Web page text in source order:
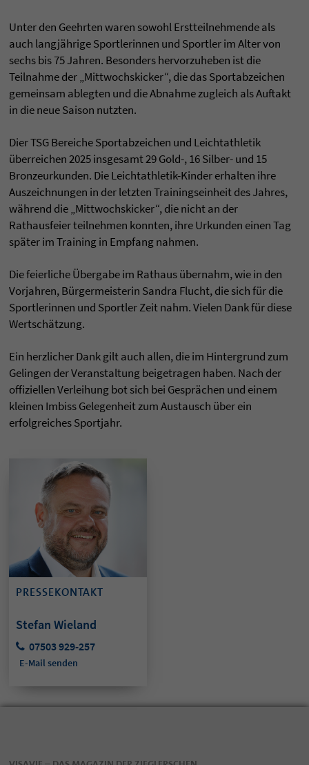
Unter den Geehrten waren sowohl Erstteilnehmende als
auch langjährige Sportlerinnen und Sportler im Alter von
sechs bis 75 Jahren. Besonders hervorzuheben ist die
Teilnahme der „Mittwochskicker“, die das Sportabzeichen
gemeinsam ablegten und die Abnahme zugleich als Auftakt
in die neue Saison nutzten.
Dier TSG Bereiche Sportabzeichen und Leichtathletik
überreichen 2025 insgesamt 29 Gold-, 16 Silber- und 15
Bronzeurkunden. Die Leichtathletik-Kinder erhalten ihre
Auszeichnungen in der letzten Trainingseinheit des Jahres,
während die „Mittwochskicker“, die nicht an der
Rathausfeier teilnehmen konnten, ihre Urkunden einen Tag
später im Training in Empfang nahmen.
Die feierliche Übergabe im Rathaus übernahm, wie in den
Vorjahren, Bürgermeisterin Sandra Flucht, die sich für die
Sportlerinnen und Sportler Zeit nahm. Vielen Dank für diese
Wertschätzung.
Ein herzlicher Dank gilt auch allen, die im Hintergrund zum
Gelingen der Veranstaltung beigetragen haben. Nach der
offiziellen Verleihung bot sich bei Gesprächen und einem
kleinen Imbiss Gelegenheit zum Austausch über ein
erfolgreiches Sportjahr.
PRESSEKONTAKT
Stefan Wieland
07503 929-257
E-Mail senden